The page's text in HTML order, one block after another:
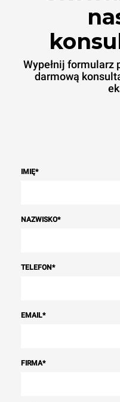
Wypełnij formularz
darmową
IMIĘ*
NAZWISKO*
TELEFON*
EMAIL*
FIRMA*